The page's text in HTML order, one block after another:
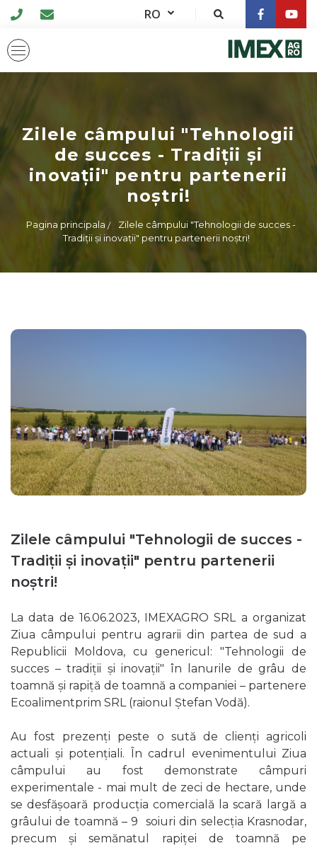
RO
Zilele câmpului "Tehnologii
de succes - Tradiții și
inovații" pentru partenerii
noștri!
Pagina principala
Zilele câmpului "Tehnologii de succes -
Tradiții și inovații" pentru partenerii noștri!
Zilele câmpului "Tehnologii de succes -
Tradiții și inovații" pentru partenerii
noștri!
La data de 16.06.2023, IMEXAGRO SRL a organizat
Ziua câmpului pentru agrarii din partea de sud a
Republicii Moldova, cu genericul: "Tehnologii de
succes – tradiții și inovații" în lanurile de grâu de
toamnă și rapiță de toamnă a companiei – partenere
Ecoalimentprim SRL (raionul Ștefan Vodă).
Au fost prezenți peste o sută de clienți agricoli
actuali și potențiali. În cadrul evenimentului Ziua
câmpului au fost demonstrate câmpuri
experimentale - mai mult de zeci de hectare, unde
se desfășoară producția comercială la scară largă a
grâului de toamnă – 9 soiuri din selecția Krasnodar,
precum și semănatul rapiței de toamnă pe